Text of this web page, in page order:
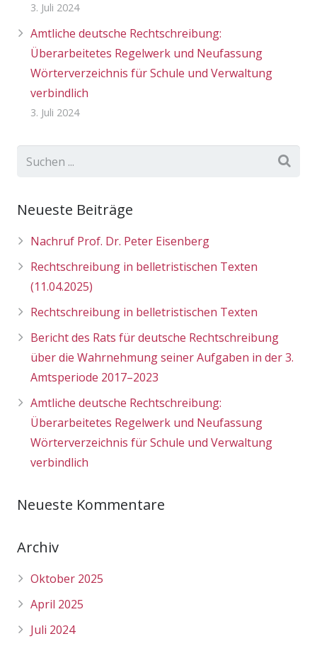
3. Juli 2024
Amtliche deutsche Rechtschreibung:
Überarbeitetes Regelwerk und Neufassung
Wörterverzeichnis für Schule und Verwaltung
verbindlich
3. Juli 2024
Neueste Beiträge
Nachruf Prof. Dr. Peter Eisenberg
Rechtschreibung in belletristischen Texten
(11.04.2025)
Rechtschreibung in belletristischen Texten
Bericht des Rats für deutsche Rechtschreibung
über die Wahrnehmung seiner Aufgaben in der 3.
Amtsperiode 2017–2023
Amtliche deutsche Rechtschreibung:
Überarbeitetes Regelwerk und Neufassung
Wörterverzeichnis für Schule und Verwaltung
verbindlich
Neueste Kommentare
Archiv
Oktober 2025
April 2025
Juli 2024